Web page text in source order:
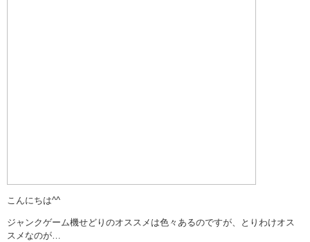
こんにちは^^
ジャンクゲーム機せどりのオススメは色々あるのですが、とりわけオス
スメなのが…